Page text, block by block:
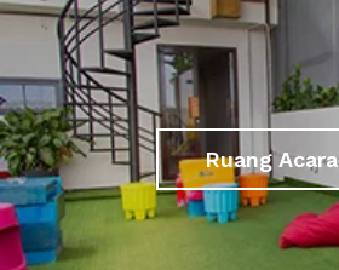
Ruang Acara